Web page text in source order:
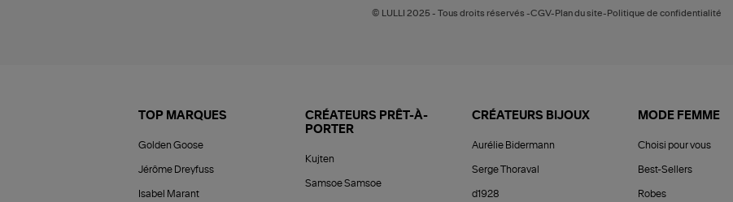
© LULLI 2025 - Tous droits réservés -CGV-Plan du site-Politique de confidentialité
TOP MARQUES
Golden Goose
Jérôme Dreyfuss
Isabel Marant
CRÉATEURS PRÊT-À-
PORTER
Kujten
Samsoe Samsoe
CRÉATEURS BIJOUX
Aurélie Bidermann
Serge Thoraval
d1928
MODE FEMME
Choisi pour vous
Best-Sellers
Robes